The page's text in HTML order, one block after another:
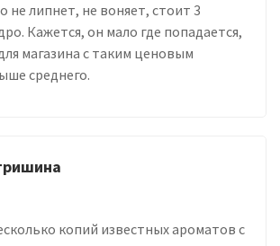
не липнет, не воняет, стоит 3
Кажется, он мало где попадается,
магазина с таким ценовым
среднего.
копий известных ароматов с